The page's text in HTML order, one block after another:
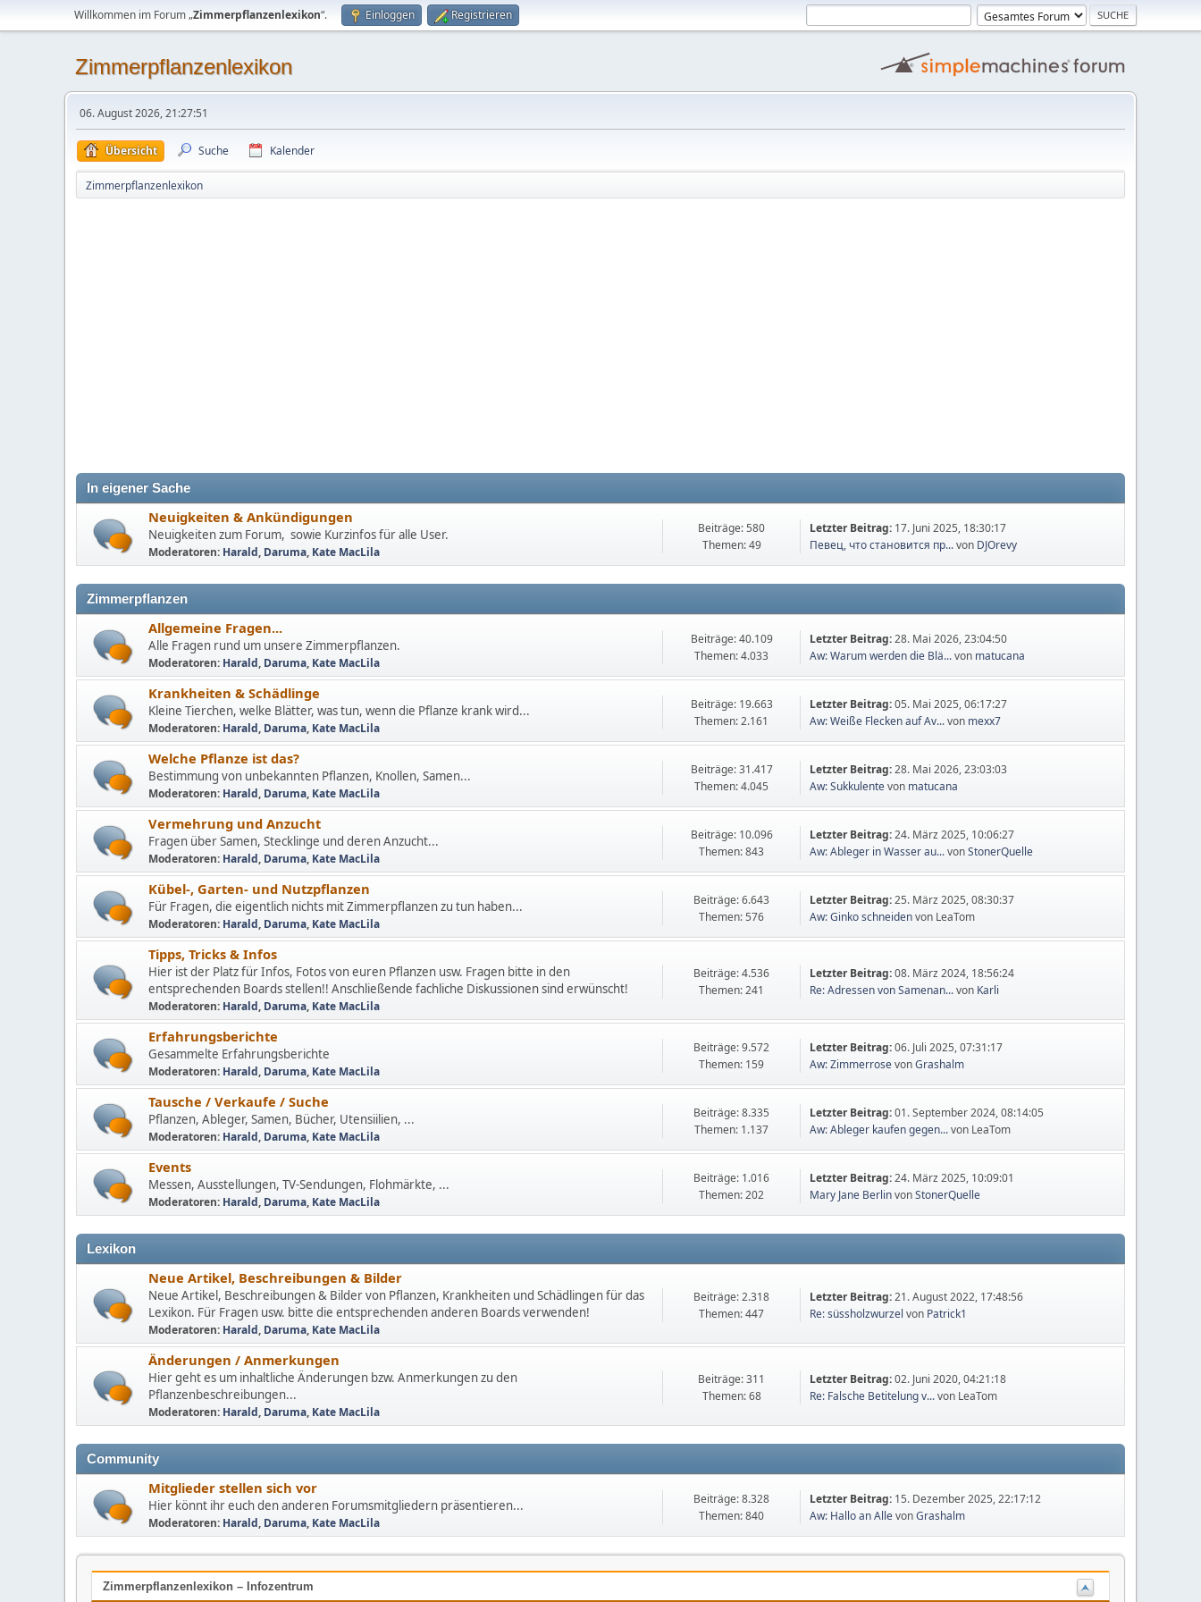
Willkommen im Forum „Zimmerpflanzenlexikon“. Einloggen Registrieren
Zimmerpflanzenlexikon
06. August 2026, 21:27:51
Übersicht Suche Kalender
Zimmerpflanzenlexikon
In eigener Sache
Neuigkeiten & Ankündigungen
Neuigkeiten zum Forum, sowie Kurzinfos für alle User.
Moderatoren: Harald, Daruma, Kate MacLila
Beiträge: 580
Themen: 49
Letzter Beitrag: 17. Juni 2025, 18:30:17
Певец, что становится пр...von DJOrevy
Zimmerpflanzen
Allgemeine Fragen...
Alle Fragen rund um unsere Zimmerpflanzen.
Moderatoren: Harald, Daruma, Kate MacLila
Beiträge: 40.109
Themen: 4.033
Letzter Beitrag:28. Mai 2026, 23:04:50
Aw: Warum werden die Blä...von matucana
Krankheiten & Schädlinge
Kleine Tierchen, welke Blätter, was tun, wenn die Pflanze krank wird...
Moderatoren: Harald, Daruma, Kate MacLila
Beiträge: 19.663
Themen: 2.161
Letzter Beitrag:05. Mai 2025, 06:17:27
Aw: Weiße Flecken auf Av...von mexx7
Welche Pflanze ist das?
Bestimmung von unbekannten Pflanzen, Knollen, Samen...
Moderatoren: Harald, Daruma, Kate MacLila
Beiträge: 31.417
Themen: 4.045
Letzter Beitrag:28. Mai 2026, 23:03:03
Aw: Sukkulentevon matucana
Vermehrung und Anzucht
Fragen über Samen, Stecklinge und deren Anzucht...
Moderatoren: Harald, Daruma, Kate MacLila
Beiträge: 10.096
Themen: 843
Letzter Beitrag:24. März 2025, 10:06:27
Aw: Ableger in Wasser au...vonStonerQuelle
Kübel-, Garten- und Nutzpflanzen
Für Fragen, die eigentlich nichts mit Zimmerpflanzen zu tun haben...
Moderatoren: Harald, Daruma, Kate MacLila
Beiträge: 6.643
Themen: 576
Letzter Beitrag:25. März 2025, 08:30:37
Aw: Ginko schneidenvon LeaTom
Tipps, Tricks & Infos
Hier ist der Platz für Infos, Fotos von euren Pflanzen usw. Fragen bitte in den
entsprechenden Boards stellen!! Anschließende fachliche Diskussionen sind erwünscht!
Moderatoren: Harald, Daruma, Kate MacLila
Beiträge: 4.536
Themen: 241
Letzter Beitrag:08. März 2024, 18:56:24
Re: Adressen von Samenan...von Karli
Erfahrungsberichte
Gesammelte Erfahrungsberichte
Moderatoren: Harald, Daruma, Kate MacLila
Beiträge: 9.572
Themen: 159
Letzter Beitrag:06. Juli 2025, 07:31:17
Aw: ZimmerrosevonGrashalm
Tausche / Verkaufe / Suche
Pflanzen, Ableger, Samen, Bücher, Utensiilien, ...
Moderatoren: Harald, Daruma, Kate MacLila
Beiträge: 8.335
Themen: 1.137
Letzter Beitrag:01. September 2024, 08:14:05
Aw: Ableger kaufen gegen...von LeaTom
Events
Messen, Ausstellungen, TV-Sendungen, Flohmärkte, ...
Moderatoren: Harald, Daruma, Kate MacLila
Beiträge: 1.016
Themen: 202
Letzter Beitrag:24. März 2025, 10:09:01
Mary Jane BerlinvonStonerQuelle
Lexikon
Neue Artikel, Beschreibungen & Bilder
Neue Artikel, Beschreibungen & Bilder von Pflanzen, Krankheiten und Schädlingen für das
Lexikon. Für Fragen usw. bitte die entsprechenden anderen Boards verwenden!
Moderatoren: Harald, Daruma, Kate MacLila
Beiträge: 2.318
Themen: 447
Letzter Beitrag:21. August 2022, 17:48:56
Re: süssholzwurzel von Patrick1
Änderungen / Anmerkungen
Hier geht es um inhaltliche Änderungen bzw. Anmerkungen zu den
Pflanzenbeschreibungen...
Moderatoren: Harald, Daruma, Kate MacLila
Beiträge: 311
Themen: 68
Letzter Beitrag:02. Juni 2020, 04:21:18
Re: Falsche Betitelung v...von LeaTom
Community
Mitglieder stellen sich vor
Hier könnt ihr euch den anderen Forumsmitgliedern präsentieren...
Moderatoren: Harald, Daruma, Kate MacLila
Beiträge: 8.328
Themen: 840
Letzter Beitrag: 15. Dezember 2025, 22:17:12
Aw: Hallo an AllevonGrashalm
Zimmerpflanzenlexikon – Infozentrum